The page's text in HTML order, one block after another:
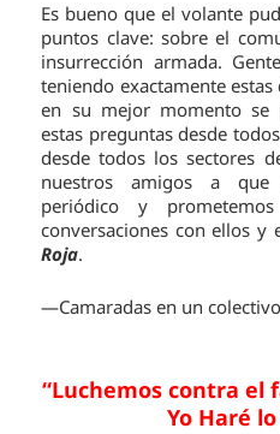
Es bueno que el volante
puntos clave: sobre el
insurrección armada.
teniendo exactamente
en su mejor momento se
estas preguntas desde
desde todos los sectores
nuestros amigos a que
periódico y
conversaciones con ellos y
Roja.
—Camaradas en un
“Luchemos contra el
Yo Haré